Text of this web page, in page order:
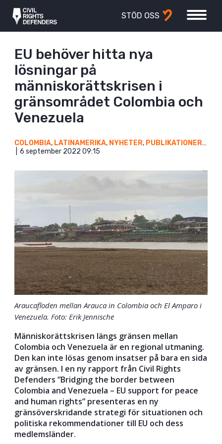
STÖD OSS
EU behöver hitta nya
lösningar på
människorättskrisen i
gränsområdet Colombia och
Venezuela
COLOMBIA, LATINAMERIKA, NYHETER, PUBLIKATIONER,
6 september 2022 09:15
Araucafloden mellan Arauca in Colombia och El Amparo i
Venezuela. Foto: Erik Jennische
Människorättskrisen längs gränsen mellan
Colombia och Venezuela är en regional utmaning.
Den kan inte lösas genom insatser på bara en sida
av gränsen. I en ny rapport från Civil Rights
Defenders ”Bridging the border between
Colombia and Venezuela – EU support for peace
and human rights” presenteras en ny
gränsöverskridande strategi för situationen och
politiska rekommendationer till EU och dess
medlemsländer.